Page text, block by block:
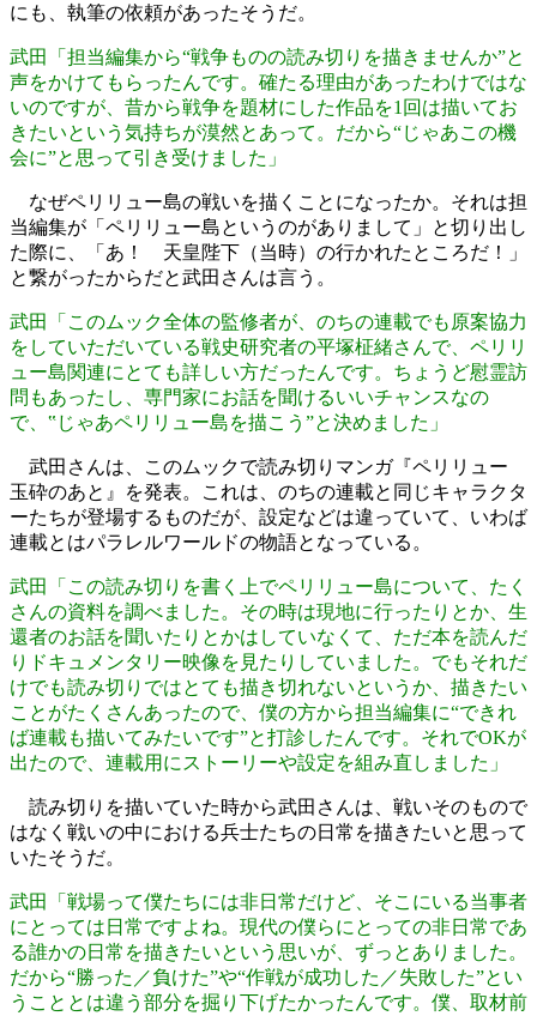
にも、執筆の依頼があったそうだ。
武田「担当編集から“戦争ものの読み切りを描きませんか”と
声をかけてもらったんです。確たる理由があったわけではな
いのですが、昔から戦争を題材にした作品を1回は描いてお
きたいという気持ちが漠然とあって。だから“じゃあこの機
会に”と思って引き受けました」
なぜペリリュー島の戦いを描くことになったか。それは担
当編集が「ペリリュー島というのがありまして」と切り出し
た際に、「あ！ 天皇陛下（当時）の行かれたところだ！」
と繋がったからだと武田さんは言う。
武田「このムック全体の監修者が、のちの連載でも原案協力
をしていただいている戦史研究者の平塚柾緒さんで、ペリリ
ュー島関連にとても詳しい方だったんです。ちょうど慰霊訪
問もあったし、専門家にお話を聞けるいいチャンスなの
で、‟じゃあペリリュー島を描こう”と決めました」
武田さんは、このムックで読み切りマンガ『ペリリュー
玉砕のあと』を発表。これは、のちの連載と同じキャラクタ
ーたちが登場するものだが、設定などは違っていて、いわば
連載とはパラレルワールドの物語となっている。
武田「この読み切りを書く上でペリリュー島について、たく
さんの資料を調べました。その時は現地に行ったりとか、生
還者のお話を聞いたりとかはしていなくて、ただ本を読んだ
りドキュメンタリー映像を見たりしていました。でもそれだ
けでも読み切りではとても描き切れないというか、描きたい
ことがたくさんあったので、僕の方から担当編集に“できれ
ば連載も描いてみたいです”と打診したんです。それでOKが
出たので、連載用にストーリーや設定を組み直しました」
読み切りを描いていた時から武田さんは、戦いそのもので
はなく戦いの中における兵士たちの日常を描きたいと思って
いたそうだ。
武田「戦場って僕たちには非日常だけど、そこにいる当事者
にとっては日常ですよね。現代の僕らにとっての非日常であ
る誰かの日常を描きたいという思いが、ずっとありました。
だから“勝った／負けた”や“作戦が成功した／失敗した”とい
うこととは違う部分を掘り下げたかったんです。僕、取材前